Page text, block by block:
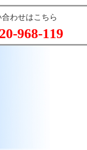
合わせはこちら
968-119